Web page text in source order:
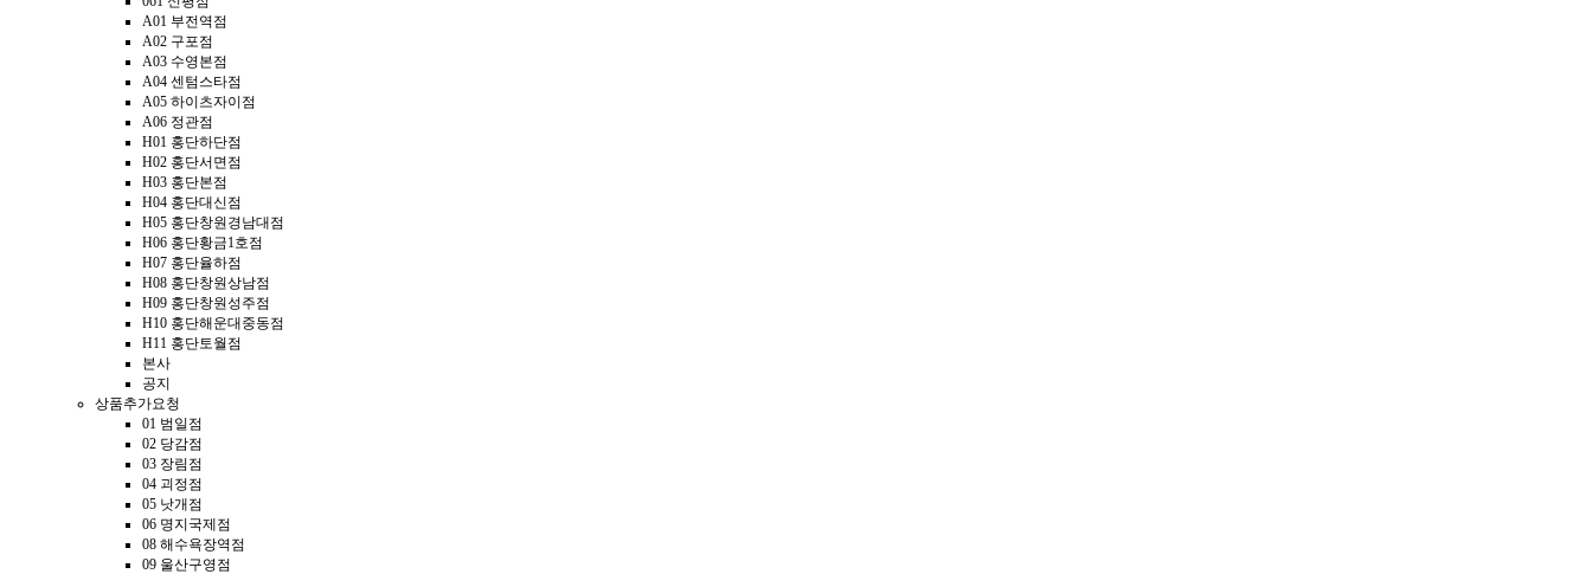
A01 부전역점
A02 구포점
A03 수영본점
A04 센텀스타점
A05 하이츠자이점
A06 정관점
H01 홍단하단점
H02 홍단서면점
H03 홍단본점
H04 홍단대신점
H05 홍단창원경남대점
H06 홍단황금1호점
H07 홍단율하점
H08 홍단창원상남점
H09 홍단창원성주점
H10 홍단해운대중동점
H11 홍단토월점
본사
공지
상품추가요청
01 범일점
02 당감점
03 장림점
04 괴정점
05 낫개점
06 명지국제점
08 해수욕장역점
09 울산구영점